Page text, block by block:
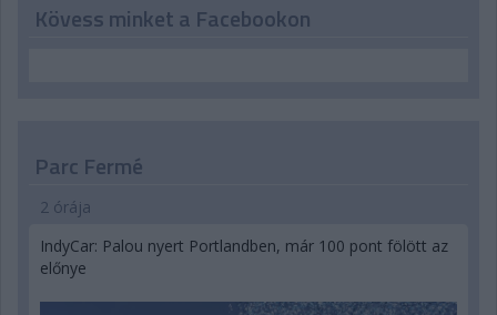
Kövess minket a Facebookon
Parc Fermé
2 órája
IndyCar: Palou nyert Portlandben, már 100 pont fölött az
előnye